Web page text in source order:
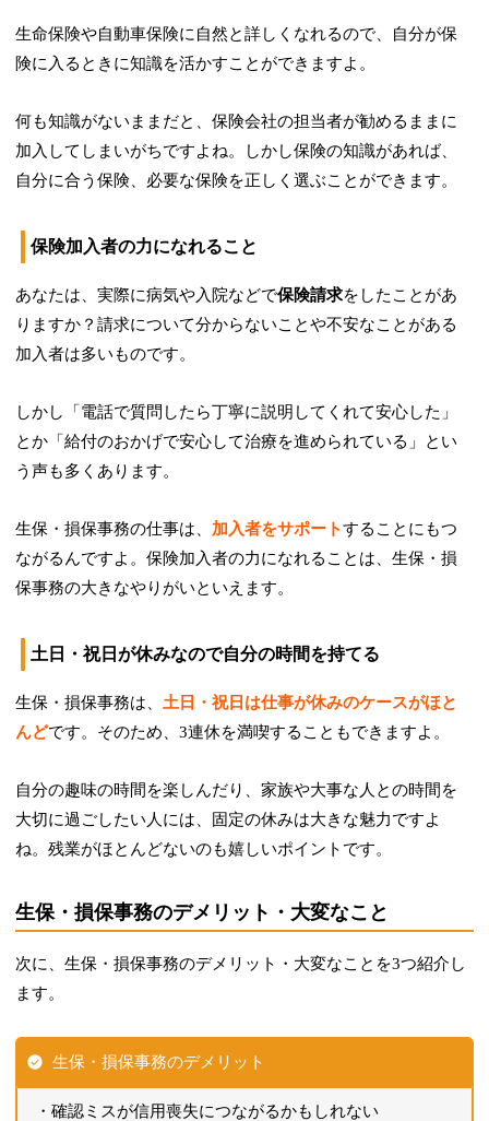
生命保険や自動車保険に自然と詳しくなれるので、自分が保
険に入るときに知識を活かすことができますよ。
何も知識がないままだと、保険会社の担当者が勧めるままに
加入してしまいがちですよね。しかし保険の知識があれば、
自分に合う保険、必要な保険を正しく選ぶことができます。
保険加入者の力になれること
あなたは、実際に病気や入院などで保険請求をしたことがあ
りますか？請求について分からないことや不安なことがある
加入者は多いものです。
しかし「電話で質問したら丁寧に説明してくれて安心した」
とか「給付のおかげで安心して治療を進められている」とい
う声も多くあります。
生保・損保事務の仕事は、 加入者をサポートすることにもつ
ながるんですよ。保険加入者の力になれることは、生保・損
保事務の大きなやりがいといえます。
土日・祝日が休みなので自分の時間を持てる
生保・損保事務は、 土日・祝日は仕事が休みのケースがほと
んどです。そのため、3連休を満喫することもできますよ。
自分の趣味の時間を楽しんだり、家族や大事な人との時間を
大切に過ごしたい人には、固定の休みは大きな魅力ですよ
ね。残業がほとんどないのも嬉しいポイントです。
生保・損保事務のデメリット・大変なこと
次に、生保・損保事務のデメリット・大変なことを3つ紹介し
ます。
生保・損保事務のデメリット
確認ミスが信用喪失につながるかもしれない